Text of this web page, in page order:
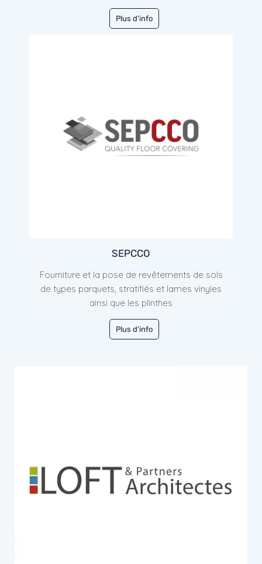
Plus d'info
SEPCCO
Fourniture et la pose de revêtements de sols
de types parquets, stratifiés et lames vinyles
ainsi que les plinthes
Plus d'info